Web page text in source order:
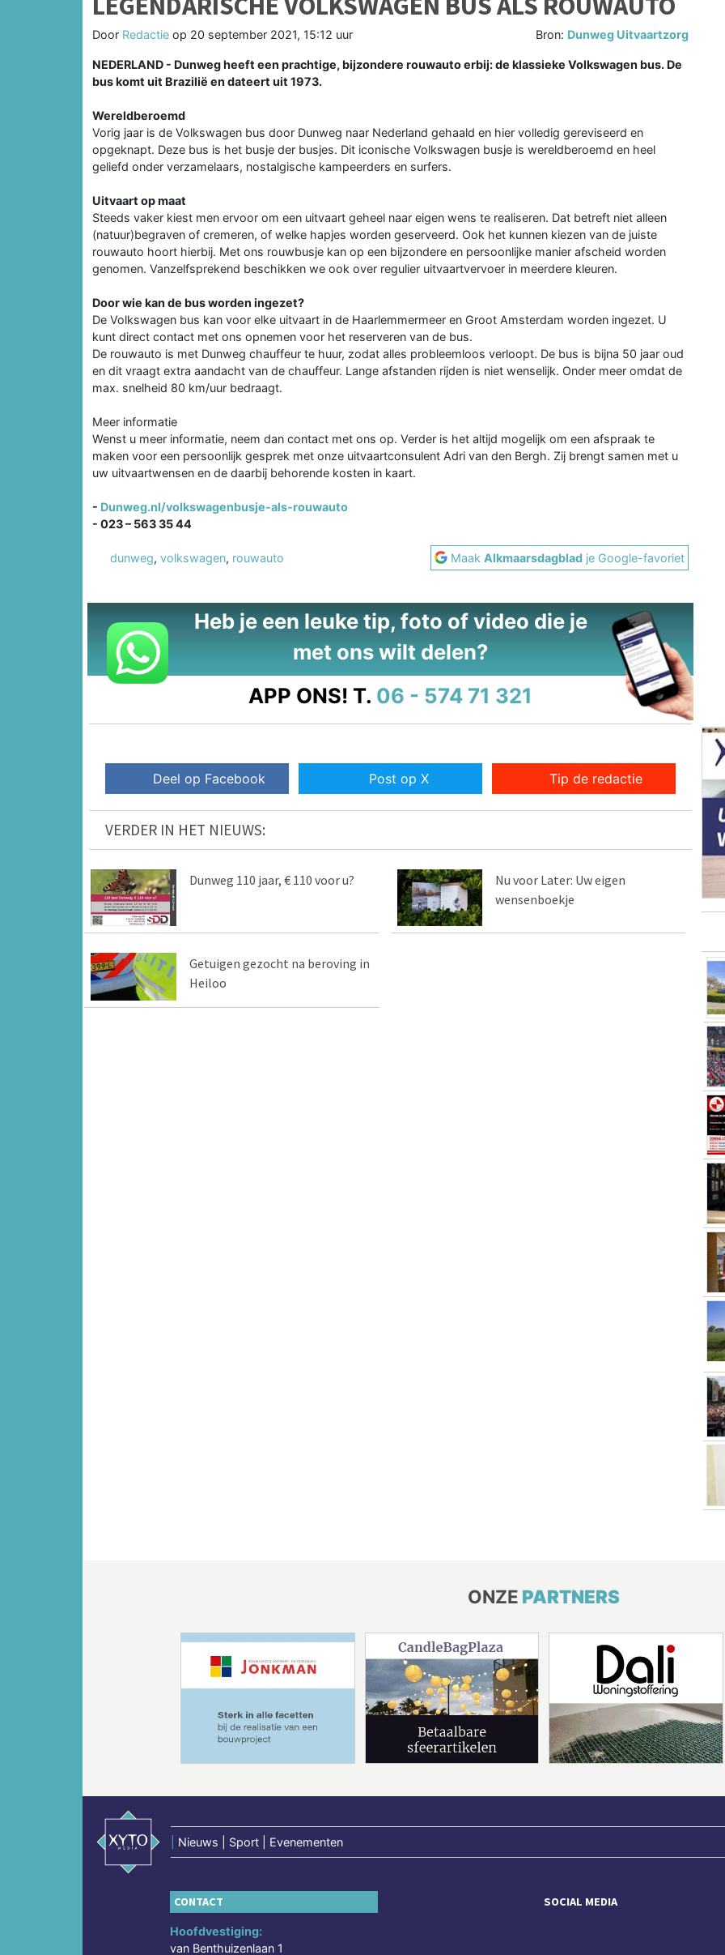
Door Redactie op 20 september 2021, 15:12 uur Bron: Dunweg Uitvaartzorg
NEDERLAND - Dunweg heeft een prachtige, bijzondere rouwauto erbij: de klassieke Volkswagen bus. De
bus komt uit Brazilië en dateert uit 1973.
Wereldberoemd
Vorig jaar is de Volkswagen bus door Dunweg naar Nederland gehaald en hier volledig gereviseerd en
opgeknapt. Deze bus is het busje der busjes. Dit iconische Volkswagen busje is wereldberoemd en heel
geliefd onder verzamelaars, nostalgische kampeerders en surfers.
Uitvaart op maat
Steeds vaker kiest men ervoor om een uitvaart geheel naar eigen wens te realiseren. Dat betreft niet alleen
(natuur)begraven of cremeren, of welke hapjes worden geserveerd. Ook het kunnen kiezen van de juiste
rouwauto hoort hierbij. Met ons rouwbusje kan op een bijzondere en persoonlijke manier afscheid worden
genomen. Vanzelfsprekend beschikken we ook over regulier uitvaartvervoer in meerdere kleuren.
Door wie kan de bus worden ingezet?
De Volkswagen bus kan voor elke uitvaart in de Haarlemmermeer en Groot Amsterdam worden ingezet. U
kunt direct contact met ons opnemen voor het reserveren van de bus.
De rouwauto is met Dunweg chauffeur te huur, zodat alles probleemloos verloopt. De bus is bijna 50 jaar oud
en dit vraagt extra aandacht van de chauffeur. Lange afstanden rijden is niet wenselijk. Onder meer omdat de
max. snelheid 80 km/uur bedraagt.
Meer informatie
Wenst u meer informatie, neem dan contact met ons op. Verder is het altijd mogelijk om een afspraak te
maken voor een persoonlijk gesprek met onze uitvaartconsulent Adri van den Bergh. Zij brengt samen met u
uw uitvaartwensen en de daarbij behorende kosten in kaart.
- Dunweg.nl/volkswagenbusje-als-rouwauto
- 023 – 563 35 44
dunweg, volkswagen, rouwauto MaakAlkmaarsdagblad je Google-favoriet
Heb je een leuke tip, foto of video die je
met ons wilt delen?
APP ONS! T. 06 - 574 71 321
Deel op Facebook Post op X Tip de redactie
VERDER IN HET NIEUWS:
Dunweg 110 jaar, € 110 voor u?
Nu voor Later: Uw eigen
wensenboekje
Getuigen gezocht na beroving in
Heiloo
ONZE PARTNERS
Nieuws | Sport | Evenementen
CONTACT
Hoofdvestiging:
van Benthuizenlaan 1
SOCIAL MEDIA